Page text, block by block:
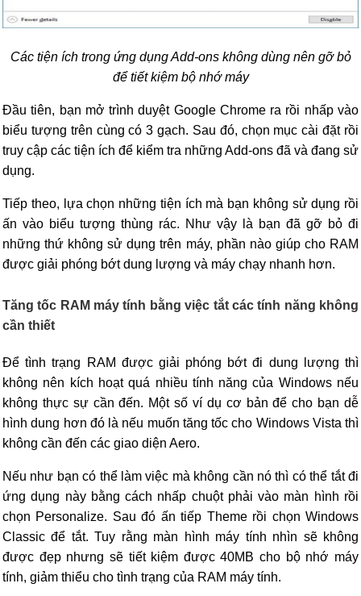
Các tiện ích trong ứng dụng Add-ons không dùng nên gỡ bỏ
để tiết kiệm bộ nhớ máy
Đầu tiên, bạn mở trình duyệt Google Chrome ra rồi nhấp vào
biểu tượng trên cùng có 3 gạch. Sau đó, chọn mục cài đặt rồi
truy cập các tiện ích để kiểm tra những Add-ons đã và đang sử
dụng.
Tiếp theo, lựa chọn những tiện ích mà bạn không sử dụng rồi
ấn vào biểu tượng thùng rác. Như vậy là bạn đã gỡ bỏ đi
những thứ không sử dụng trên máy, phần nào giúp cho RAM
được giải phóng bớt dung lượng và máy chạy nhanh hơn.
Tăng tốc RAM máy tính bằng việc tắt các tính năng không
cần thiết
Để tình trạng RAM được giải phóng bớt đi dung lượng thì
không nên kích hoạt quá nhiều tính năng của Windows nếu
không thực sự cần đến. Một số ví dụ cơ bản để cho bạn dễ
hình dung hơn đó là nếu muốn tăng tốc cho Windows Vista thì
không cần đến các giao diện Aero.
Nếu như bạn có thể làm việc mà không cần nó thì có thể tắt đi
ứng dụng này bằng cách nhấp chuột phải vào màn hình rồi
chọn Personalize. Sau đó ấn tiếp Theme rồi chọn Windows
Classic để tắt. Tuy rằng màn hình máy tính nhìn sẽ không
được đẹp nhưng sẽ tiết kiệm được 40MB cho bộ nhớ máy
tính, giảm thiểu cho tình trạng của RAM máy tính.